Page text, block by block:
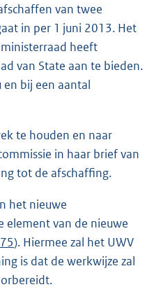
van twee
in per 1 juni 2013. Het
heeft
van State aan te bieden.
en bij een aantal
te houden en naar
in haar brief van
tot de afschaffing.
het nieuwe
element van de nieuwe
). Hiermee zal het UWV
is dat de werkwijze zal